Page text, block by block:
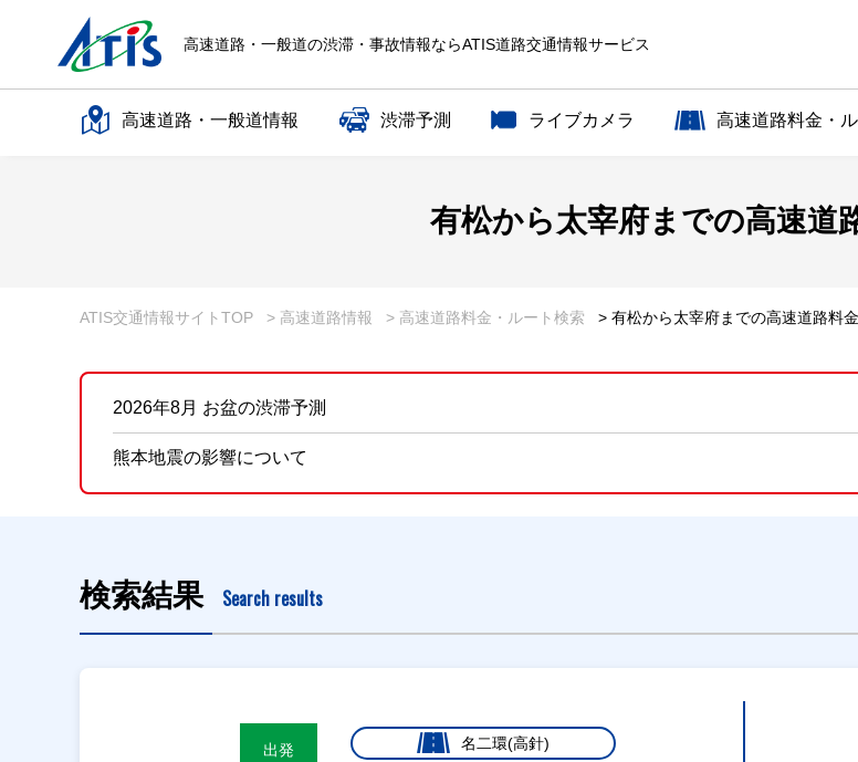
高速道路・一般道の渋滞・事故情報ならATIS道路交通情報サービス
高速道路・一般道情報 渋滞予測 ライブカメラ 高速道路料金・
有松から太宰府までの高速道
ATIS交通情報サイトTOP > 高速道路情報 > 高速道路料金・ルート検索 > 有松から太宰府までの高速道路料
2026年8月 お盆の渋滞予測
熊本地震の影響について
検索結果 Search results
出発
名二環(高針)